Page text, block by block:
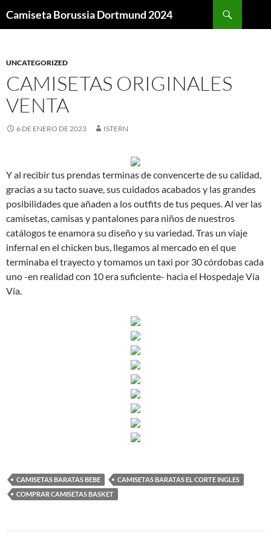
Camiseta Borussia Dortmund 2024
UNCATEGORIZED
CAMISETAS ORIGINALES
VENTA
6 DE ENERO DE 2023 ISTERN
Y al recibir tus prendas terminas de convencerte de su calidad,
gracias a su tacto suave, sus cuidados acabados y las grandes
posibilidades que añaden a los outfits de tus peques. Al ver las
camisetas, camisas y pantalones para niños de nuestros
catálogos te enamora su diseño y su variedad. Tras un viaje
infernal en el chicken bus, llegamos al mercado en el que
terminaba el trayecto y tomamos un taxi por 30 córdobas cada
uno -en realidad con 10 era suficiente- hacia el Hospedaje Vía
Vía.
CAMISETAS BARATAS BEBE
CAMISETAS BARATAS EL CORTE INGLES
COMPRAR CAMISETAS BASKET